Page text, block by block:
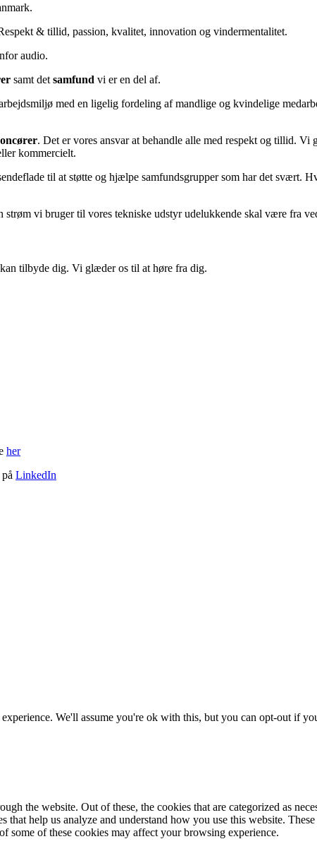
& tillid, passion, kvalitet, innovation og vindermentalitet.
audio.
samt det samfund vi er en del af.
med en ligelig fordeling af mandlige og kvindelige
. Det er vores ansvar at behandle alle med respekt og tillid.
kommercielt.
til at støtte og hjælpe samfundsgrupper som har det svært.
vi bruger til vores tekniske udstyr udelukkende skal være fra
tilbyde dig. Vi glæder os til at høre fra dig.
her
LinkedIn
We'll assume you're ok with this, but you can opt-out if
the website. Out of these, the cookies that are categorized as
help us analyze and understand how you use this website.
some of these cookies may affect your browsing experience.